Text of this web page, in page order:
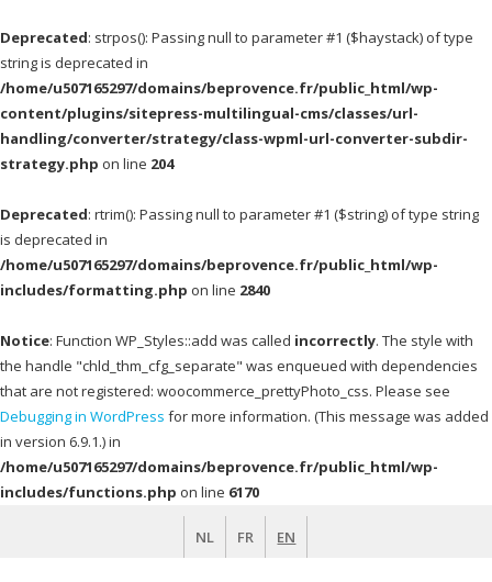
Deprecated: strpos(): Passing null to parameter #1 ($haystack) of type
string is deprecated in
/home/u507165297/domains/beprovence.fr/public_html/wp-
content/plugins/sitepress-multilingual-cms/classes/url-
handling/converter/strategy/class-wpml-url-converter-subdir-
strategy.php on line 204
Deprecated: rtrim(): Passing null to parameter #1 ($string) of type string
is deprecated in
/home/u507165297/domains/beprovence.fr/public_html/wp-
includes/formatting.php on line 2840
Notice: Function WP_Styles::add was called incorrectly. The style with
the handle "chld_thm_cfg_separate" was enqueued with dependencies
that are not registered: woocommerce_prettyPhoto_css. Please see
Debugging in WordPress for more information. (This message was added
in version 6.9.1.) in
/home/u507165297/domains/beprovence.fr/public_html/wp-
includes/functions.php on line 6170
NL FR EN